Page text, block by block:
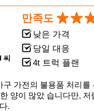
씨
만족도
낮은 가격
당일 대응
4t 트럭 플랜
구 가전의 불용품 처리를
양이 많았 습니다만, 저
.